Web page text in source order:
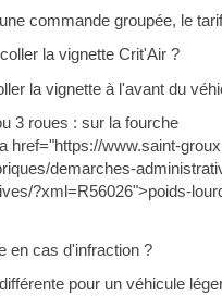
commande groupée, le
la vignette Crit'Air ?
la vignette à l'avant du
3 roues : sur la fourche
href="https://www.saint-
demarches-
?xml=R56026">poids-
en cas d'infraction ?
pour un véhicule